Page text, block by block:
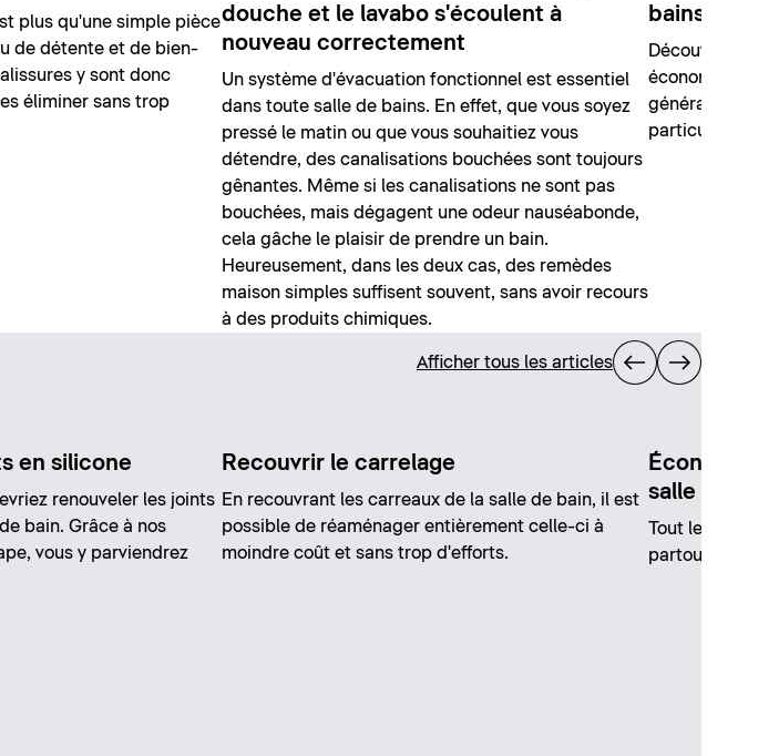
plus qu'une simple pièce
de détente et de bien-
y sont donc
éliminer sans trop
douche et le lavabo s'écoulent à
nouveau correctement
Un système d'évacuation fonctionnel est essentiel
dans toute salle de bains. En effet, que vous soyez
pressé le matin ou que vous souhaitiez vous
détendre, des canalisations bouchées sont toujours
gênantes. Même si les canalisations ne sont pas
bouchées, mais dégagent une odeur nauséabonde,
cela gâche le plaisir de prendre un bain.
Heureusement, dans les deux cas, des remèdes
maison simples suffisent souvent, sans avoir recours
à des produits chimiques.
bains
Découvrez nos
économiser de
général et
particulier.
Afficher tous les articles
en silicone
renouveler les joints
bain. Grâce à nos
vous y parviendrez
Recouvrir le carrelage
En recouvrant les carreaux de la salle de bain, il est
possible de réaménager entièrement celle-ci à
moindre coût et sans trop d'efforts.
salle de
Tout le monde
partout et à